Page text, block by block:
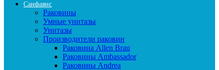
Санфаянс
Раковины
Умные унитазы
Унитазы
Производители раковин
Раковина Allen Brau
Раковины Ambassador
Раковины Andrea